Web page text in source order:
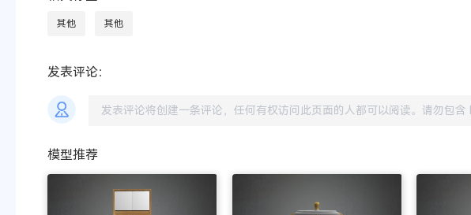
其他 其他
发表评论：
模型推荐